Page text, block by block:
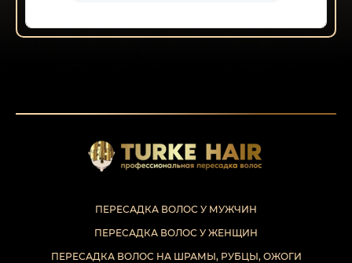
ПЕРЕСАДКА ВОЛОС У МУЖЧИН
ПЕРЕСАДКА ВОЛОС У ЖЕНЩИН
ПЕРЕСАДКА ВОЛОС НА ШРАМЫ, РУБЦЫ, ОЖОГИ